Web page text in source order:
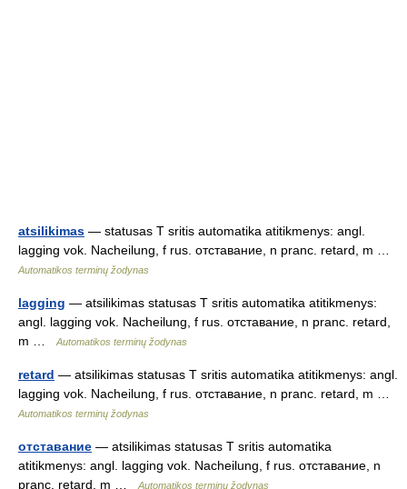
atsilikimas — statusas T sritis automatika atitikmenys: angl.
lagging vok. Nacheilung, f rus. отставание, n pranc. retard, m …
Automatikos terminų žodynas
lagging — atsilikimas statusas T sritis automatika atitikmenys:
angl. lagging vok. Nacheilung, f rus. отставание, n pranc. retard,
m …
Automatikos terminų žodynas
retard — atsilikimas statusas T sritis automatika atitikmenys: angl.
lagging vok. Nacheilung, f rus. отставание, n pranc. retard, m …
Automatikos terminų žodynas
отставание — atsilikimas statusas T sritis automatika
atitikmenys: angl. lagging vok. Nacheilung, f rus. отставание, n
pranc. retard, m …
Automatikos terminų žodynas